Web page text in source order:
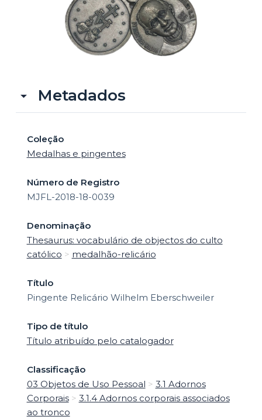
Metadados
Coleção
Medalhas e pingentes
Número de Registro
MJFL-2018-18-0039
Denominação
Thesaurus: vocabulário de objectos do culto
católico > medalhão-relicário
Título
Pingente Relicário Wilhelm Eberschweiler
Tipo de título
Título atribuído pelo catalogador
Classificação
03 Objetos de Uso Pessoal > 3.1 Adornos
Corporais> 3.1.4 Adornos corporais associados
ao tronco